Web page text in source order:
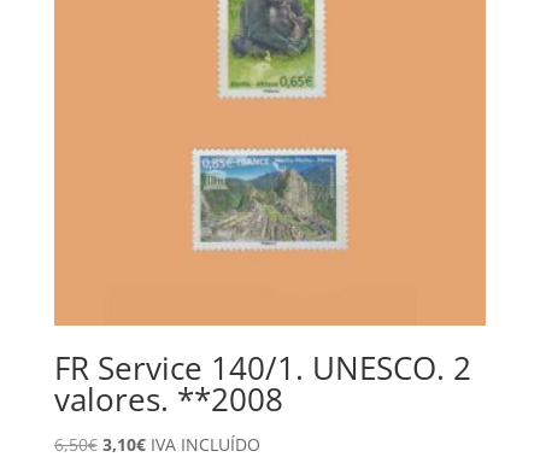
FR Service 140/1. UNESCO. 2
valores. **2008
6,50€ El
3,10€ElIVA INCLUÍDO